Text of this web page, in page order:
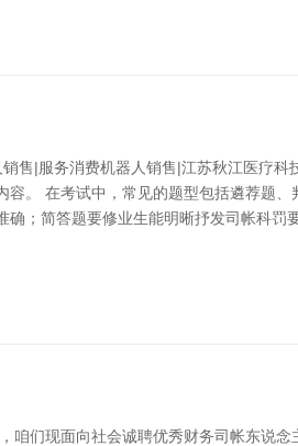
售|服务消费机器人销售|江苏秋江医疗
。 在考试中，常见的题型包括遴荐题
；简答题要修业生能明晰抒发司帐科罚
们现面向社会诚聘优秀财务司帐东说